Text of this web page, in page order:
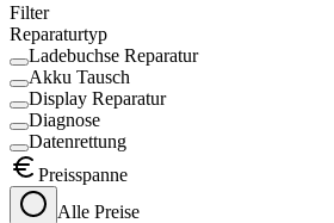
Filter
Reparaturtyp
Ladebuchse Reparatur
Akku Tausch
Display Reparatur
Diagnose
Datenrettung
Preisspanne
Alle Preise